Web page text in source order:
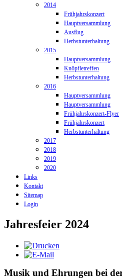
2014
Frühjahrskonzert
Hauptversammlung
Ausflug
Herbstunterhaltung
2015
Hauptversammlung
Knöpfletreffen
Herbstunterhaltung
2016
Hauptversammlung
Hauptversammlung
Frühjahrskonzert-Flyer
Frühjahrskonzert
Herbstunterhaltung
2017
2018
2019
2020
Links
Kontakt
Sitemap
Login
Jahresfeier 2024
Musik und Ehrungen bei